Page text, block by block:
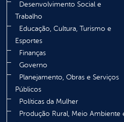
Desenvolvimento Social e
Trabalho
Educação, Cultura, Turismo e
Esportes
Finanças
Governo
Planejamento, Obras e Serviços
Públicos
Políticas da Mulher
Produção Rural, Meio Ambiente